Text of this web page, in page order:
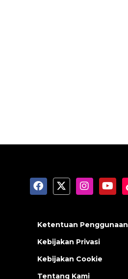
Ketentuan Penggunaan
Kebijakan Privasi
Kebijakan Cookie
Tentang Kami